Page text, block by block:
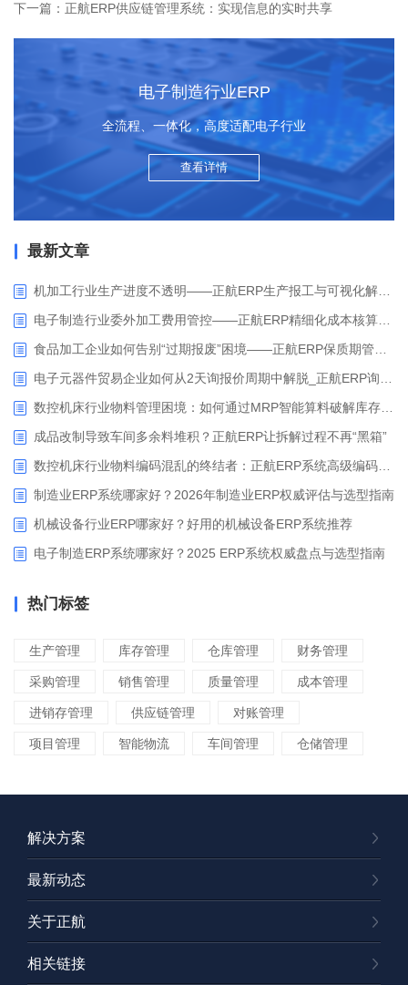
下一篇：正航ERP供应链管理系统：实现信息的实时共享
电子制造行业ERP
全流程、一体化，高度适配电子行业
查看详情
最新文章
成品改制导致车间多余料堆积？正航ERP让拆解过程不再“黑箱”
制造业ERP系统哪家好？2026年制造业ERP权威评估与选型指南
机械设备行业ERP哪家好？好用的机械设备ERP系统推荐
电子制造ERP系统哪家好？2025 ERP系统权威盘点与选型指南
热门标签
生产管理 库存管理 仓库管理 财务管理
采购管理 销售管理 质量管理 成本管理
进销存管理 供应链管理 对账管理
项目管理 智能物流 车间管理 仓储管理
解决方案
最新动态
关于正航
相关链接